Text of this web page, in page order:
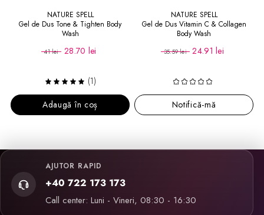
NATURE SPELL
Gel de Dus Tone & Tighten Body
Wash
41 lei 28.70 lei
(1)
Adaugă în coș
NATURE SPELL
Gel de Dus Vitamin C & Collagen
Body Wash
35.59 lei 24.91 lei
Notifică-mă
AJUTOR RAPID
+40 722 173 173
Call center: Luni - Vineri, 08:30 - 16:30